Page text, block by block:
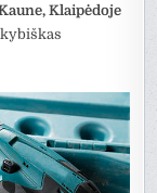
Klaipėdoje